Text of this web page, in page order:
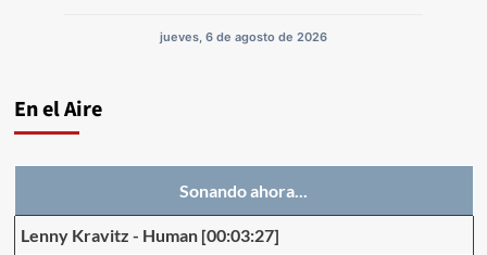
jueves, 6 de agosto de 2026
En el Aire
Sonando ahora...
Lenny Kravitz - Human [00:03:27]